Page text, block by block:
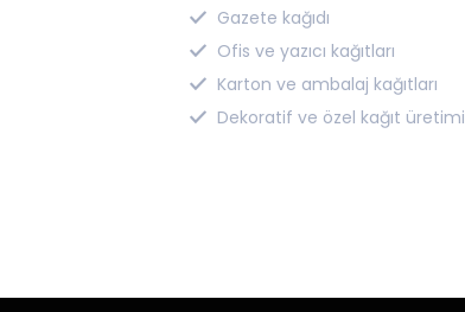
Gazete kağıdı
Ofis ve yazıcı kağıtları
Karton ve ambalaj kağıtları
Dekoratif ve özel kağıt üretimi